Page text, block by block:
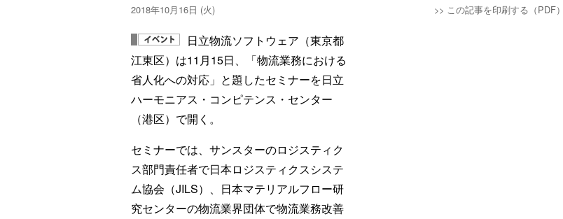
2018年10月16日 (火) >> この記事を印刷する（PDF）
日立物流ソフトウェア（東京都
江東区）は11月15日、「物流業務における
省人化への対応」と題したセミナーを日立
ハーモニアス・コンピテンス・センター
（港区）で開く。
セミナーでは、サンスターのロジスティク
ス部門責任者で日本ロジスティクスシステ
ム協会（JILS）、日本マテリアルフロー研
究センターの物流業界団体で物流業務改善